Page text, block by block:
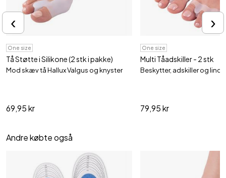
One size
Tå Støtte i Silikone (2 stk i pakke)
Mod skæv tå Hallux Valgus og knyster
69,95 kr
One size
Multi Tåadskiller - 2 stk
Beskytter, adskiller og
79,95 kr
‹ ›
Andre købte også